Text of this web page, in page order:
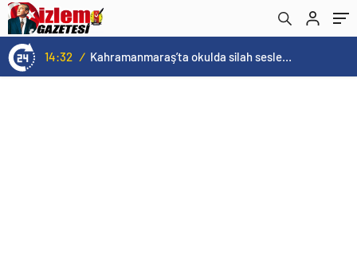
14:32 / Kahramanmaraş’ta okulda silah sesleri duyuldu! Ölü ve yaralılar var